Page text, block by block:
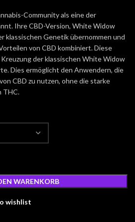
Community als eine der
Ihre CBD-Version, White Widow
klassischen Genetik übernommen und
von CBD kombiniert. Diese
der klassischen White Widow
Dies ermöglicht den Anwendern, die
CBD zu nutzen, ohne die starke
THC.
WARENKORB
wishlist